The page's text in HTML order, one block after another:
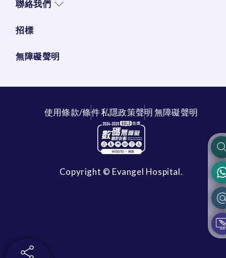
聯絡我們
招標
無障礙聲明
使用條款/條件私隱政策聲明無障礙聲明
Copyright © Evangel Hospital.